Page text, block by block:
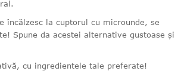
încălzesc la cuptorul cu microunde, se
Spune da acestei alternative gustoase și
cu ingredientele tale preferate!